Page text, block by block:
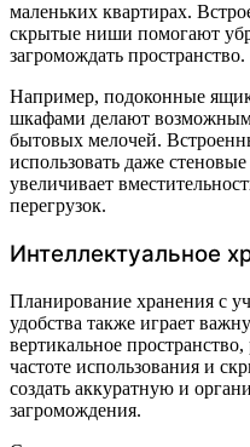
маленьких квартирах.
скрытые ниши помогают
загромождать пространство.
Например, подоконные
шкафами делают
бытовых мелочей.
использовать даже
увеличивает
перегрузок.
Интеллектуальное
Планирование хранения с
удобства также играет
вертикальное
частоте использования и
создать аккуратную и
загромождения.